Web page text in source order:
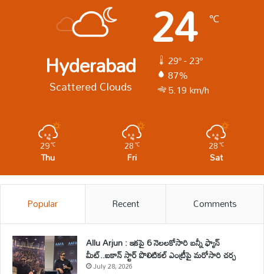
Hyderabad
Scattered Clouds
24 ℃
29º - 23º
87%
5.19 km/h
29℃
Thu
28℃
Fri
28℃
Sat
Popular Recent Comments
Allu Arjun : ఇకపై 6 నెలలకోసారి బన్నీ ఫ్యాన్
మీట్..ఐకాన్ స్టార్ పొలిటికల్ ఎంట్రీపై మరోసారి చర్చ
July 28, 2026